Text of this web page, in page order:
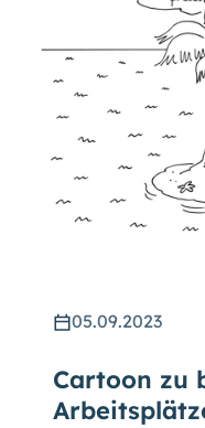
05.09.2023
Cartoon zu